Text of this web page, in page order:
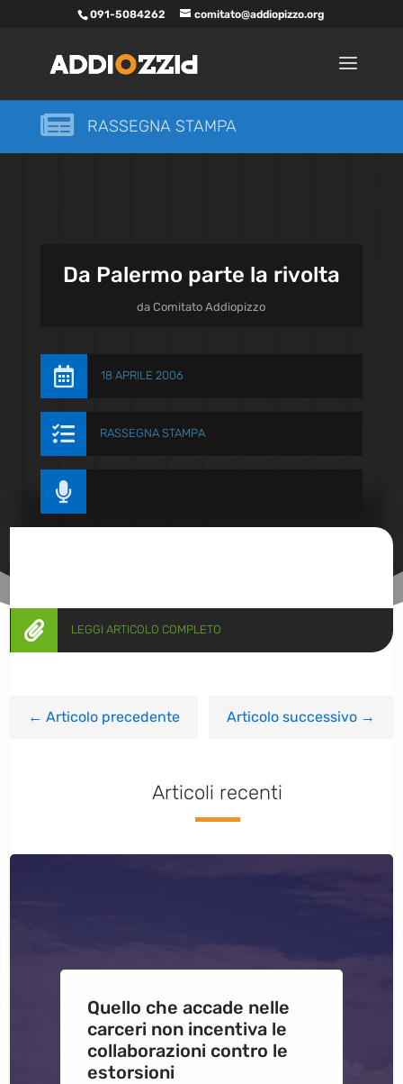
091-5084262 comitato@addiopizzo.org
 RASSEGNA STAMPA
Da Palermo parte la rivolta
daComitato Addiopizzo
 18 APRILE 2006
 RASSEGNA STAMPA

 LEGGI ARTICOLO COMPLETO
←Articolo precedente Articolo successivo→
Articoli recenti
Quello che accade nelle
carceri non incentiva le
collaborazioni contro le
estorsioni